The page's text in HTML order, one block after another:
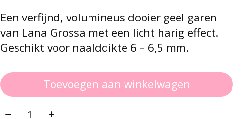
Een verfijnd, volumineus dooier geel garen
van Lana Grossa met een licht harig effect.
Geschikt voor naalddikte 6 – 6,5 mm.
Toevoegen aan winkelwagen
Aantal: